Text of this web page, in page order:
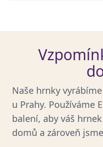
Naše hrnky
u Prahy. Používáme
balení, aby váš
domů a zároveň